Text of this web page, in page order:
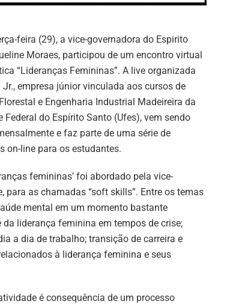
feira (29), a vice-governadora do Espirito
Moraes, participou de um encontro virtual
“Lideranças Femininas”. A live organizada
Jr., empresa júnior vinculada aos cursos de
e Engenharia Industrial Madeireira da
Federal do Espírito Santo (Ufes), vem sendo
e faz parte de uma série de
on-line para os estudantes.
femininas’ foi abordado pela vice-
as chamadas “soft skills”. Entre os temas
mental em um momento bastante
liderança feminina em tempos de crise;
a dia de trabalho; transição de carreira e
à liderança feminina e seus
é consequência de um processo